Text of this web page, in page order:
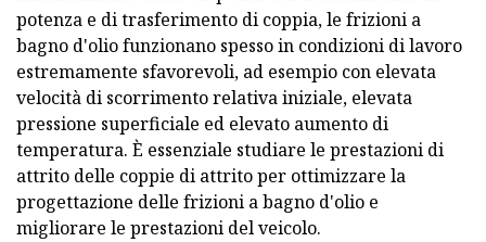
potenza e di trasferimento di coppia, le frizioni a
bagno d'olio funzionano spesso in condizioni di lavoro
estremamente sfavorevoli, ad esempio con elevata
velocità di scorrimento relativa iniziale, elevata
pressione superficiale ed elevato aumento di
temperatura. È essenziale studiare le prestazioni di
attrito delle coppie di attrito per ottimizzare la
progettazione delle frizioni a bagno d'olio e
migliorare le prestazioni del veicolo.